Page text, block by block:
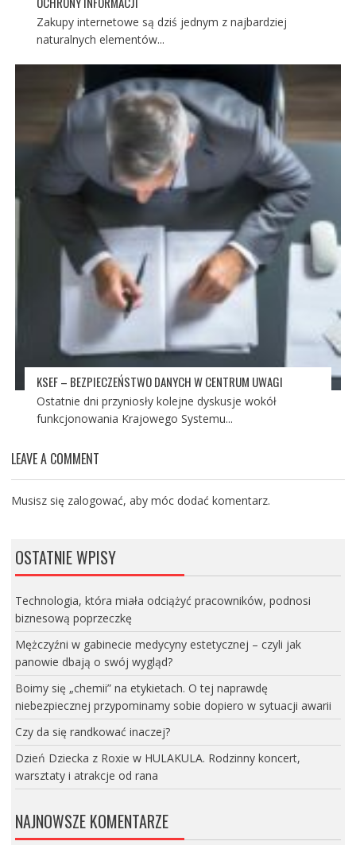
Zakupy internetowe są dziś jednym z najbardziej
naturalnych elementów...
KSEF – BEZPIECZEŃSTWO DANYCH W CENTRUM UWAGI
Ostatnie dni przyniosły kolejne dyskusje wokół
funkcjonowania Krajowego Systemu...
LEAVE A COMMENT
Musisz się zalogować, aby móc dodać komentarz.
OSTATNIE WPISY
Technologia, która miała odciążyć pracowników, podnosi
biznesową poprzeczkę
Mężczyźni w gabinecie medycyny estetycznej – czyli jak
panowie dbają o swój wygląd?
Boimy się „chemii” na etykietach. O tej naprawdę
niebezpiecznej przypominamy sobie dopiero w sytuacji awarii
Czy da się randkować inaczej?
Dzień Dziecka z Roxie w HULAKULA. Rodzinny koncert,
warsztaty i atrakcje od rana
NAJNOWSZE KOMENTARZE